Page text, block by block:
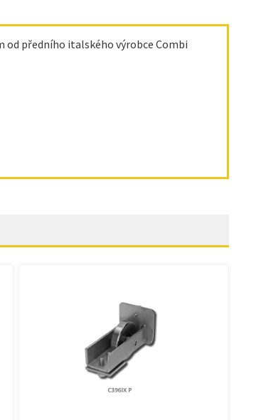
od předního italského výrobce Combi